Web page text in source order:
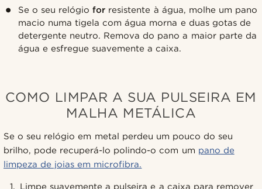
Se o seu relógiofor resistente à água, molhe um pano
macio numa tigela com água morna e duas gotas de
detergente neutro. Remova do pano a maior parte da
água e esfregue suavemente a caixa.
COMO LIMPAR A SUA PULSEIRA EM
MALHA METÁLICA
Se o seu relógio em metal perdeu um pouco do seu
brilho, pode recuperá-lo polindo-o com um pano de
limpeza de joias em microfibra.
Limpe suavemente a pulseira e a caixa para remover